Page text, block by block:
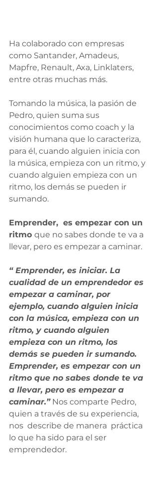
Ha colaborado con empresas
como Santander, Amadeus,
Mapfre, Renault, Axa, Linklaters,
entre otras muchas más.
Tomando la música, la pasión de
Pedro, quien suma sus
conocimientos como coach y la
visión humana que lo caracteriza,
para él, cuando alguien inicia con
la música, empieza con un ritmo, y
cuando alguien empieza con un
ritmo, los demás se pueden ir
sumando.
Emprender,  es empezar con un
ritmo que no sabes donde te va a
llevar, pero es empezar a caminar.
“ Emprender, es iniciar. La
cualidad de un emprendedor es
empezar a caminar, por
ejemplo, cuando alguien inicia
con la música, empieza con un
ritmo, y cuando alguien
empieza con un ritmo, los
demás se pueden ir sumando.
Emprender, es empezar con un
ritmo que no sabes donde te va
a llevar, pero es empezar a
caminar.” Nos comparte Pedro,
quien a través de su experiencia,
nos  describe de manera  práctica
lo que ha sido para el ser
emprendedor.